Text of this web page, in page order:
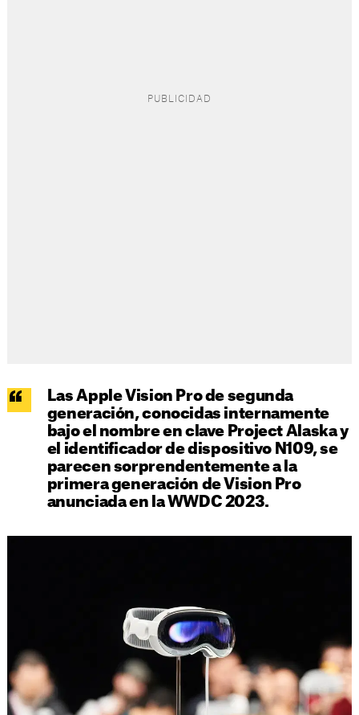
Las Apple Vision Pro de segunda
generación, conocidas internamente
bajo el nombre en clave Project Alaska y
el identificador de dispositivo N109, se
parecen sorprendentemente a la
primera generación de Vision Pro
anunciada en la WWDC 2023.